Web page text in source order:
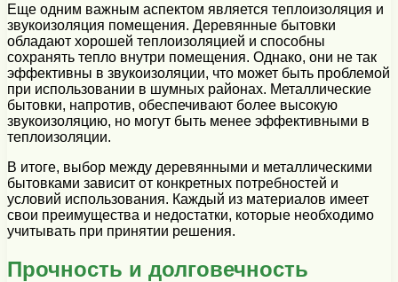
Еще одним важным аспектом является теплоизоляция и
звукоизоляция помещения. Деревянные бытовки
обладают хорошей теплоизоляцией и способны
сохранять тепло внутри помещения. Однако, они не так
эффективны в звукоизоляции, что может быть проблемой
при использовании в шумных районах. Металлические
бытовки, напротив, обеспечивают более высокую
звукоизоляцию, но могут быть менее эффективными в
теплоизоляции.
В итоге, выбор между деревянными и металлическими
бытовками зависит от конкретных потребностей и
условий использования. Каждый из материалов имеет
свои преимущества и недостатки, которые необходимо
учитывать при принятии решения.
Прочность и долговечность